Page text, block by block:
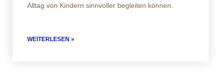
Alltag von Kindern sinnvoller begleiten können.
WEITERLESEN »